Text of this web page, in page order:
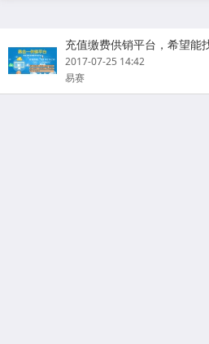
充值缴费供销平台，希望能
作！
2017-07-25 14:42
易赛